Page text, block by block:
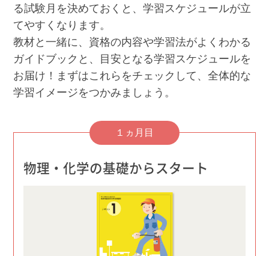
る試験月を決めておくと、学習スケジュールが立
てやすくなります。
教材と一緒に、資格の内容や学習法がよくわかる
ガイドブックと、目安となる学習スケジュールを
お届け！まずはこれらをチェックして、全体的な
学習イメージをつかみましょう。
１ヵ月目
物理・化学の基礎からスタート